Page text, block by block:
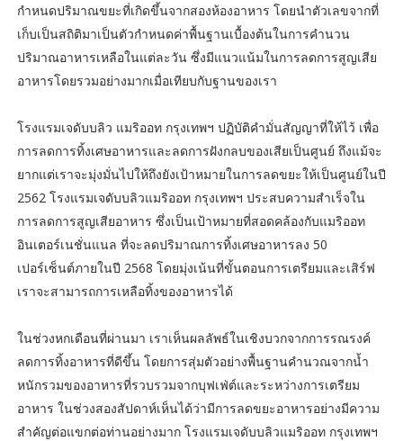
กำหนดปริมาณขยะที่เกิดขึ้นจากสองห้องอาหาร โดยนำตัวเลขจากที่
เก็บเป็นสถิติมาเป็นตัวกำหนดค่าพื้นฐานเบื้องต้นในการคำนวน
ปริมาณอาหารเหลือในแต่ละวัน ซึ่งมีแนวแน้มในการลดการสูญเสีย
อาหารโดยรวมอย่างมากเมื่อเทียบกับฐานของเรา
โรงแรมเจดับบลิว แมริออท กรุงเทพฯ ปฏิบัติคำมั่นสัญญาที่ให้ไว้ เพื่อ
การลดการทิ้งเศษอาหารและลดการฝังกลบของเสียเป็นศูนย์ ถึงแม้จะ
ยากแต่เราจะมุ่งมั่นไปให้ถึงยังเป้าหมายในการลดขยะให้เป็นศูนย์ในปี
2562 โรงแรมเจดับบลิวแมริออท กรุงเทพฯ ประสบความสำเร็จใน
การลดการสูญเสียอาหาร ซึ่งเป็นเป้าหมายที่สอดคล้องกับแมริออท
อินเตอร์เนชั่นแนล ที่จะลดปริมาณการทิ้งเศษอาหารลง 50
เปอร์เซ็นต์ภายในปี 2568 โดยมุ่งเน้นที่ขั้นตอนการเตรียมและเสิร์ฟ
เราจะสามารถการเหลือทิ้งของอาหารได้
ในช่วงหกเดือนที่ผ่านมา เราเห็นผลลัพธ์ในเชิงบวกจากการรณรงค์
ลดการทิ้งอาหารที่ดีขึ้น โดยการสุ่มตัวอย่างพื้นฐานคำนวณจากน้ำ
หนักรวมของอาหารที่รวบรวมจากบุฟเฟ่ต์และระหว่างการเตรียม
อาหาร ในช่วงสองสัปดาห์เห็นได้ว่ามีการลดขยะอาหารอย่างมีความ
สำคัญต่อแขกต่อท่านอย่างมาก โรงแรมเจดับบลิวแมริออท กรุงเทพฯ